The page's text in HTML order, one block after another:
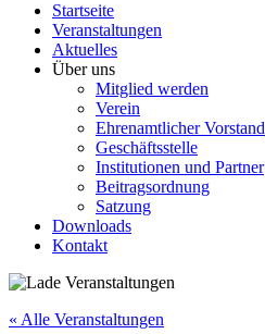
Startseite
Veranstaltungen
Aktuelles
Über uns
Mitglied werden
Verein
Ehrenamtlicher Vorstand
Geschäftsstelle
Institutionen und Partner
Beitragsordnung
Satzung
Downloads
Kontakt
« Alle Veranstaltungen